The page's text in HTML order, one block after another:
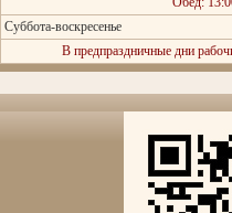
Суббота-воскресенье
В предпраздничные дни